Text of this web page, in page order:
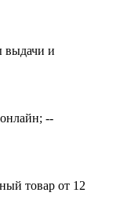
выдачи и
--
товар от 12